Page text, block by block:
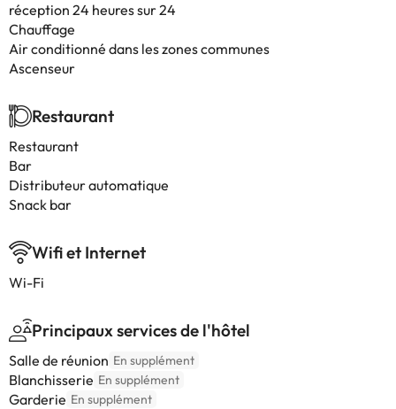
réception 24 heures sur 24
Chauffage
Air conditionné dans les zones communes
Ascenseur
Restaurant
Restaurant
Bar
Distributeur automatique
Snack bar
Wifi et Internet
Wi-Fi
Principaux services de l'hôtel
Salle de réunion En supplément
Blanchisserie En supplément
Garderie En supplément